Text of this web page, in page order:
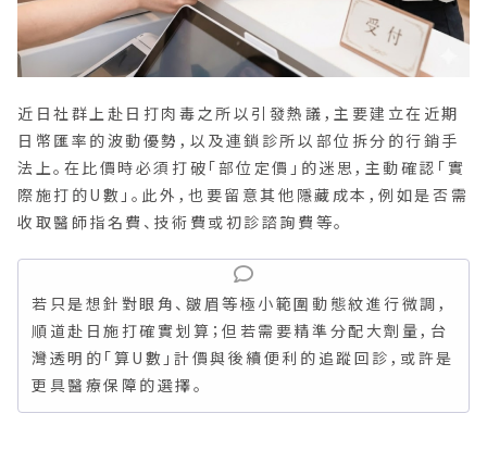
近日社群上赴日打肉毒之所以引發熱議，主要建立在近期
日幣匯率的波動優勢，以及連鎖診所以部位拆分的行銷手
法上。在比價時必須打破「部位定價」的迷思，主動確認「實
際施打的U數」。此外，也要留意其他隱藏成本，例如是否需
收取醫師指名費、技術費或初診諮詢費等。
若只是想針對眼角、皺眉等極小範圍動態紋進行微調，
順道赴日施打確實划算；但若需要精準分配大劑量，台
灣透明的「算U數」計價與後續便利的追蹤回診，或許是
更具醫療保障的選擇。